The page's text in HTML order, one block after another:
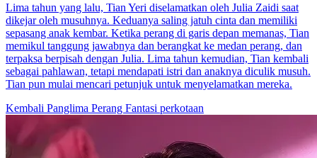
Lima tahun yang lalu, Tian Yeri diselamatkan oleh Julia Zaidi saat
dikejar oleh musuhnya. Keduanya saling jatuh cinta dan memiliki
sepasang anak kembar. Ketika perang di garis depan memanas, Tian
memikul tanggung jawabnya dan berangkat ke medan perang, dan
terpaksa berpisah dengan Julia. Lima tahun kemudian, Tian kembali
sebagai pahlawan, tetapi mendapati istri dan anaknya diculik musuh.
Tian pun mulai mencari petunjuk untuk menyelamatkan mereka.
Kembali Panglima Perang Fantasi perkotaan